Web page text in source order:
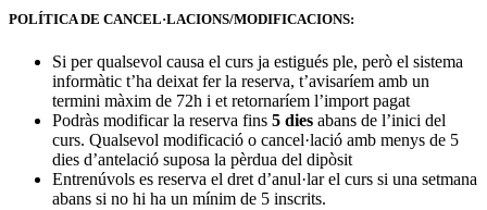
POLÍTICA DE CANCEL·LACIONS/MODIFICACIONS:
Si per qualsevol causa el curs ja estigués ple, però el sistema
informàtic t’ha deixat fer la reserva, t’avisaríem amb un
termini màxim de 72h i et retornaríem l’import pagat
Podràs modificar la reserva fins 5 dies abans de l’inici del
curs. Qualsevol modificació o cancel·lació amb menys de 5
dies d’antelació suposa la pèrdua del dipòsit
Entrenúvols es reserva el dret d’anul·lar el curs si una setmana
abans si no hi ha un mínim de 5 inscrits.